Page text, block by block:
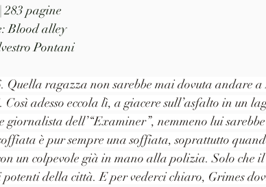
283 pagine
Blood alley
Pontani
Quella ragazza non sarebbe mai dovuta andare
adesso eccola lì, a giacere sull’asfalto in un
giornalista dell’“Examiner”, nemmeno lui
è pur sempre una soffiata, soprattutto
un colpevole già in mano alla polizia. Solo che
della città. E per vederci chiaro, Grimes